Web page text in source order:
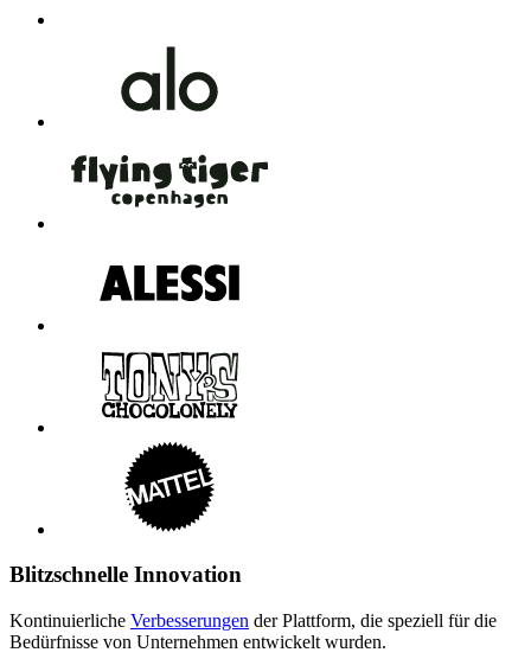
Blitzschnelle Innovation
Kontinuierliche Verbesserungen der Plattform, die speziell für die
Bedürfnisse von Unternehmen entwickelt wurden.